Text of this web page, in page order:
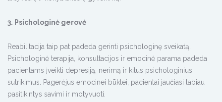
3. Psichologinė gerovė
Reabilitacija taip pat padeda gerinti psichologinę sveikatą.
Psichologinė terapija, konsultacijos ir emocinė parama padeda
pacientams įveikti depresiją, nerimą ir kitus psichologinius
sutrikimus. Pagerėjus emocinei būklei, pacientai jaučiasi labiau
pasitikintys savimi ir motyvuoti.